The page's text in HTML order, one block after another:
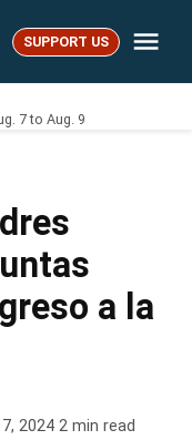
SUPPORT US
7 to Aug. 9
a la
2024 2 min read